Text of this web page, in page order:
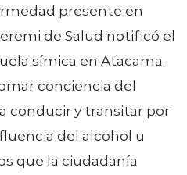
presente en
de Salud notificó el
símica en Atacama.
conciencia del
conducir y transitar por
del alcohol u
que la ciudadanía